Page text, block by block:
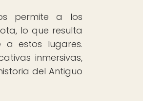
permite a los
lo que resulta
a estos lugares.
inmersivas,
del Antiguo